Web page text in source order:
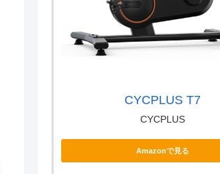
CYCPLUS T7
CYCPLUS
Amazonで見る